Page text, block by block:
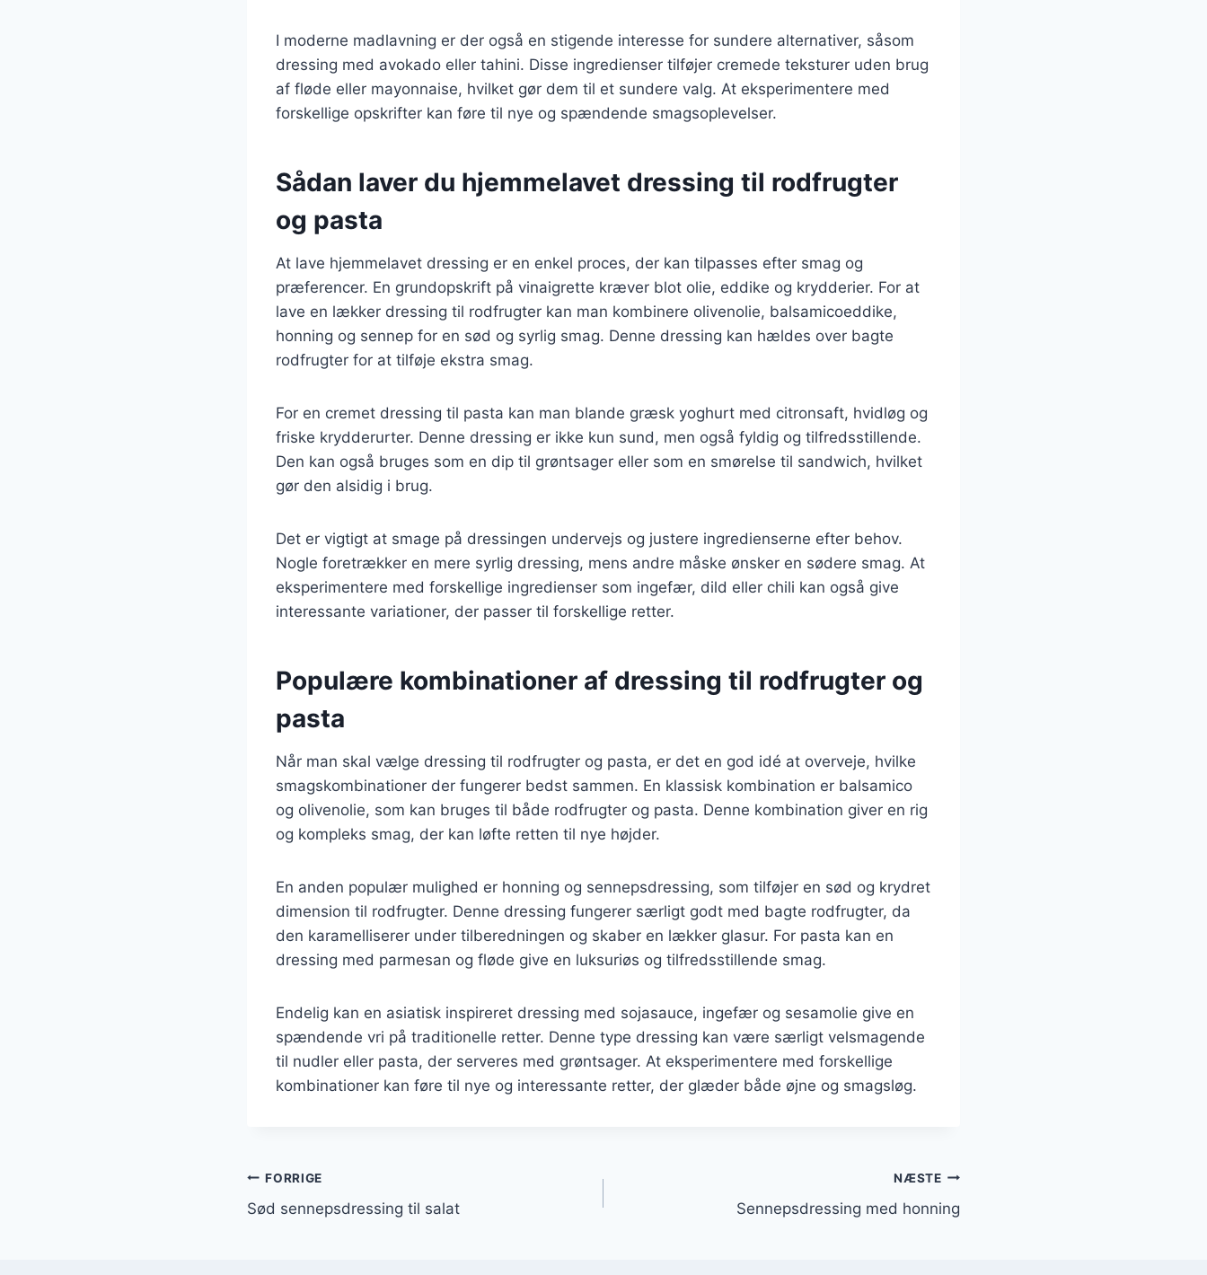
I moderne madlavning er der også en stigende interesse for sundere alternativer, såsom
dressing med avokado eller tahini. Disse ingredienser tilføjer cremede teksturer uden brug
af fløde eller mayonnaise, hvilket gør dem til et sundere valg. At eksperimentere med
forskellige opskrifter kan føre til nye og spændende smagsoplevelser.
Sådan laver du hjemmelavet dressing til rodfrugter
og pasta
At lave hjemmelavet dressing er en enkel proces, der kan tilpasses efter smag og
præferencer. En grundopskrift på vinaigrette kræver blot olie, eddike og krydderier. For at
lave en lækker dressing til rodfrugter kan man kombinere olivenolie, balsamicoeddike,
honning og sennep for en sød og syrlig smag. Denne dressing kan hældes over bagte
rodfrugter for at tilføje ekstra smag.
For en cremet dressing til pasta kan man blande græsk yoghurt med citronsaft, hvidløg og
friske krydderurter. Denne dressing er ikke kun sund, men også fyldig og tilfredsstillende.
Den kan også bruges som en dip til grøntsager eller som en smørelse til sandwich, hvilket
gør den alsidig i brug.
Det er vigtigt at smage på dressingen undervejs og justere ingredienserne efter behov.
Nogle foretrækker en mere syrlig dressing, mens andre måske ønsker en sødere smag. At
eksperimentere med forskellige ingredienser som ingefær, dild eller chili kan også give
interessante variationer, der passer til forskellige retter.
Populære kombinationer af dressing til rodfrugter og
pasta
Når man skal vælge dressing til rodfrugter og pasta, er det en god idé at overveje, hvilke
smagskombinationer der fungerer bedst sammen. En klassisk kombination er balsamico
og olivenolie, som kan bruges til både rodfrugter og pasta. Denne kombination giver en rig
og kompleks smag, der kan løfte retten til nye højder.
En anden populær mulighed er honning og sennepsdressing, som tilføjer en sød og krydret
dimension til rodfrugter. Denne dressing fungerer særligt godt med bagte rodfrugter, da
den karamelliserer under tilberedningen og skaber en lækker glasur. For pasta kan en
dressing med parmesan og fløde give en luksuriøs og tilfredsstillende smag.
Endelig kan en asiatisk inspireret dressing med sojasauce, ingefær og sesamolie give en
spændende vri på traditionelle retter. Denne type dressing kan være særligt velsmagende
til nudler eller pasta, der serveres med grøntsager. At eksperimentere med forskellige
kombinationer kan føre til nye og interessante retter, der glæder både øjne og smagsløg.
Indlægsnavigation
FORRIGE
Sød sennepsdressing til salat
NÆSTE
Sennepsdressing med honning